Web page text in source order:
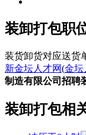
装卸打包职
装货卸货对应送货
新金坛人才网(金坛
制造有限公司招聘
装卸打包相